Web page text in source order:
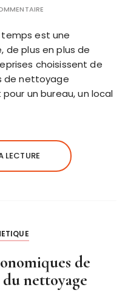
est une
de plus en plus de
choisissent de
de nettoyage
un bureau, un local
LECTURE
de
nettoyage